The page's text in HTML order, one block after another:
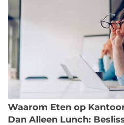
Waarom Eten op
Dan Alleen Lunch: